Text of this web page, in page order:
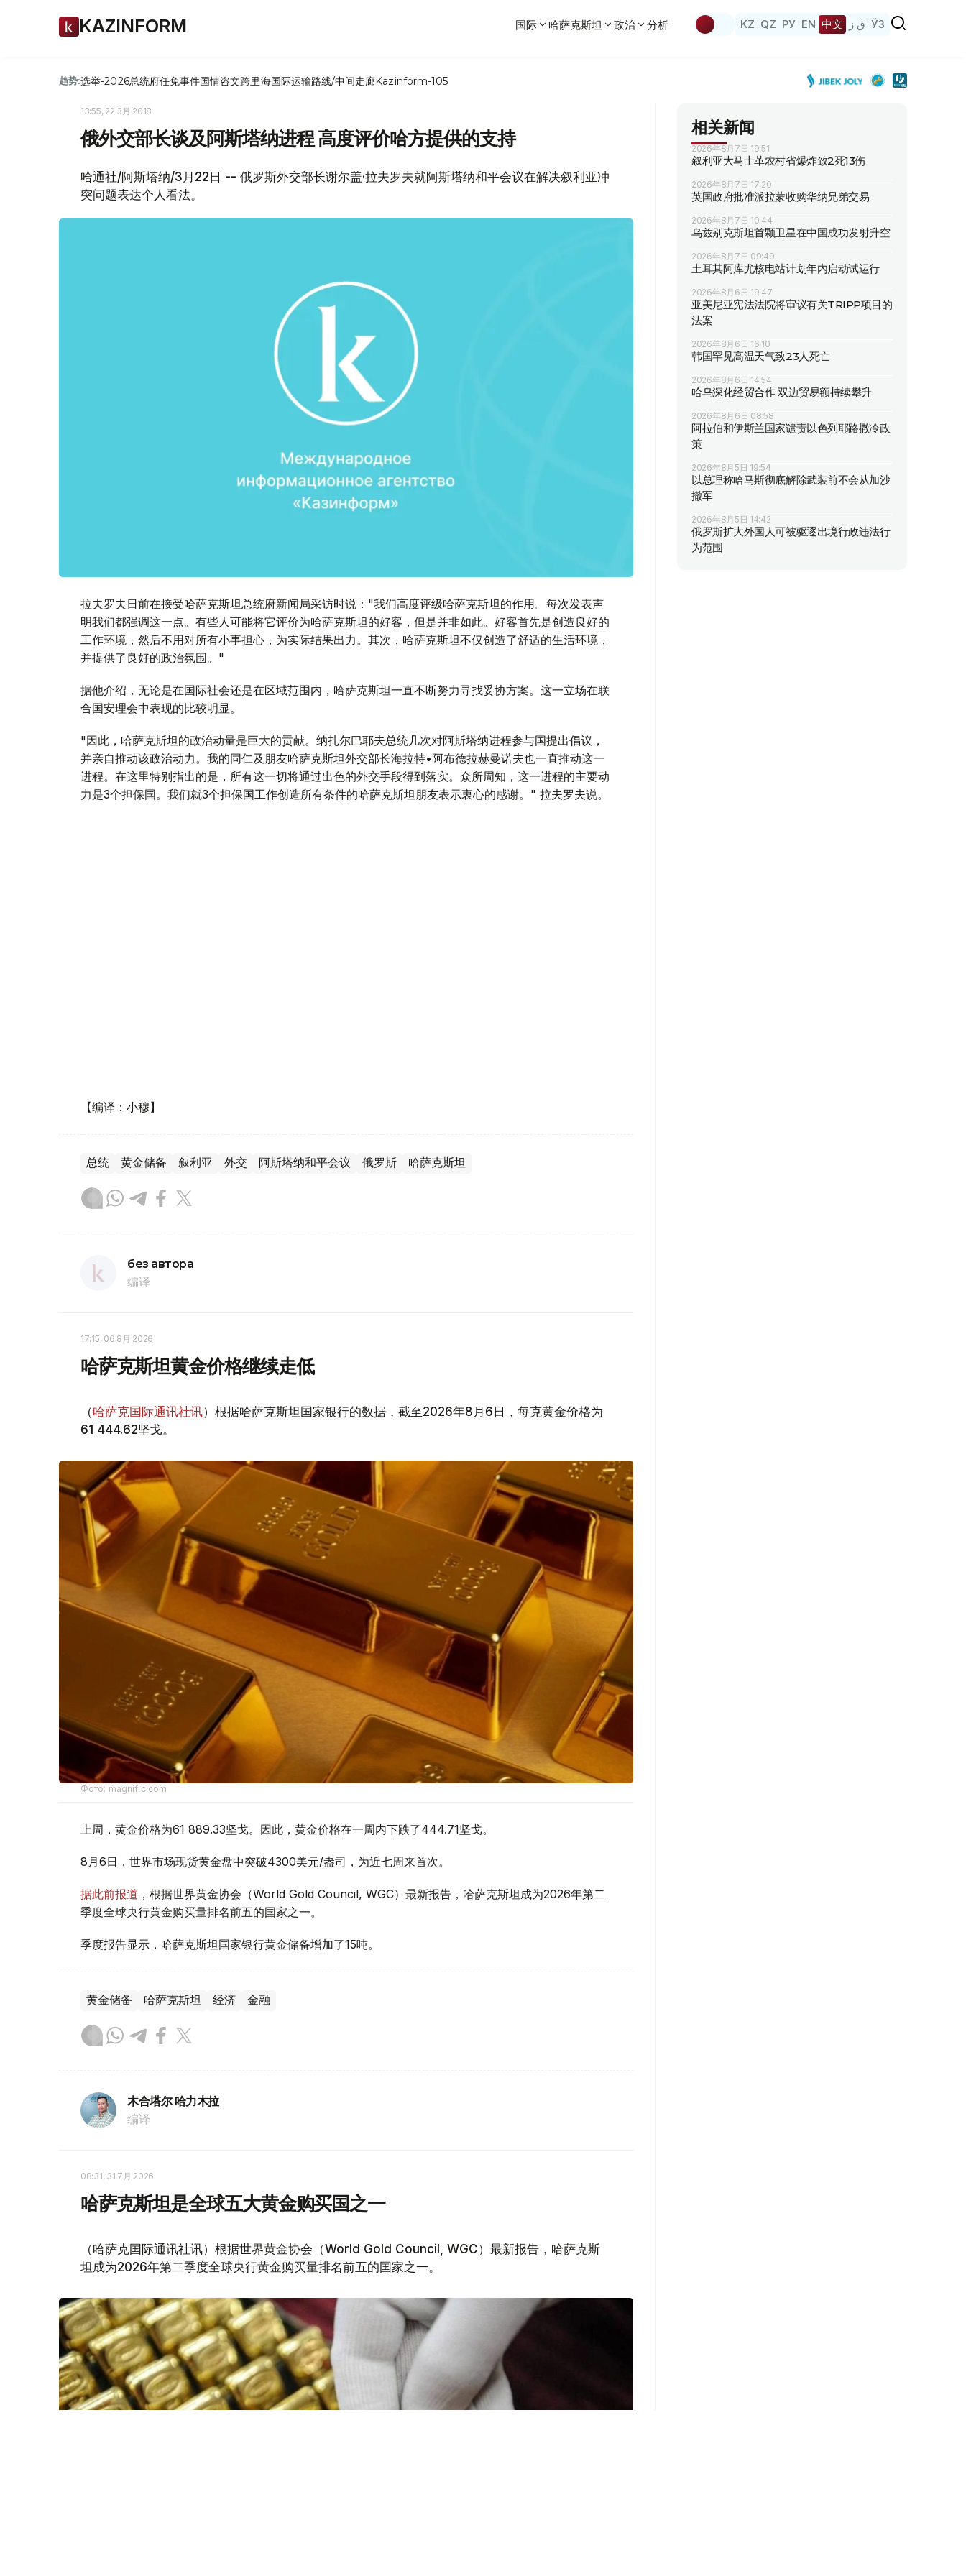
KAZINFORM 国际 哈萨克斯坦 政治 分析 KZ QZ РУ EN 中文 ق ز ЎЗ
趋势:选举-2026总统府任免事件国情咨文跨里海国际运输路线/中间走廊Kazinform-105
13:55, 22 3月 2018
俄外交部长谈及阿斯塔纳进程 高度评价哈方提供的支持
哈通社/阿斯塔纳/3月22日 -- 俄罗斯外交部长谢尔盖·拉夫罗夫就阿斯塔纳和平会议在解决叙利亚冲
突问题表达个人看法。
拉夫罗夫日前在接受哈萨克斯坦总统府新闻局采访时说："我们高度评级哈萨克斯坦的作用。每次发表声
明我们都强调这一点。有些人可能将它评价为哈萨克斯坦的好客，但是并非如此。好客首先是创造良好的
工作环境，然后不用对所有小事担心，为实际结果出力。其次，哈萨克斯坦不仅创造了舒适的生活环境，
并提供了良好的政治氛围。"
据他介绍，无论是在国际社会还是在区域范围内，哈萨克斯坦一直不断努力寻找妥协方案。这一立场在联
合国安理会中表现的比较明显。
"因此，哈萨克斯坦的政治动量是巨大的贡献。纳扎尔巴耶夫总统几次对阿斯塔纳进程参与国提出倡议，
并亲自推动该政治动力。我的同仁及朋友哈萨克斯坦外交部长海拉特•阿布德拉赫曼诺夫也一直推动这一
进程。在这里特别指出的是，所有这一切将通过出色的外交手段得到落实。众所周知，这一进程的主要动
力是3个担保国。我们就3个担保国工作创造所有条件的哈萨克斯坦朋友表示衷心的感谢。" 拉夫罗夫说。
【编译：小穆】
总统 黄金储备 叙利亚 外交 阿斯塔纳和平会议 俄罗斯 哈萨克斯坦
без автора
编译
17:15, 06 8月 2026
哈萨克斯坦黄金价格继续走低
（哈萨克国际通讯社讯）根据哈萨克斯坦国家银行的数据，截至2026年8月6日，每克黄金价格为
61 444.62坚戈。
Фото: magnific.com
上周，黄金价格为61 889.33坚戈。因此，黄金价格在一周内下跌了444.71坚戈。
8月6日，世界市场现货黄金盘中突破4300美元/盎司，为近七周来首次。
据此前报道 ，根据世界黄金协会（World Gold Council, WGC）最新报告，哈萨克斯坦成为2026年第二
季度全球央行黄金购买量排名前五的国家之一。
季度报告显示，哈萨克斯坦国家银行黄金储备增加了15吨。
黄金储备 哈萨克斯坦 经济 金融
木合塔尔 哈力木拉
编译
08:31, 31 7月 2026
哈萨克斯坦是全球五大黄金购买国之一
（哈萨克国际通讯社讯）根据世界黄金协会（World Gold Council, WGC）最新报告，哈萨克斯
坦成为2026年第二季度全球央行黄金购买量排名前五的国家之一。
相关新闻
2026年8月7日 19:51
叙利亚大马士革农村省爆炸致2死13伤
2026年8月7日 17:20
英国政府批准派拉蒙收购华纳兄弟交易
2026年8月7日 10:44
乌兹别克斯坦首颗卫星在中国成功发射升空
2026年8月7日 09:49
土耳其阿库尤核电站计划年内启动试运行
2026年8月6日 19:47
亚美尼亚宪法法院将审议有关TRIPP项目的
法案
2026年8月6日 16:10
韩国罕见高温天气致23人死亡
2026年8月6日 14:54
哈乌深化经贸合作 双边贸易额持续攀升
2026年8月6日 08:58
阿拉伯和伊斯兰国家谴责以色列耶路撒冷政
策
2026年8月5日 19:54
以总理称哈马斯彻底解除武装前不会从加沙
撤军
2026年8月5日 14:42
俄罗斯扩大外国人可被驱逐出境行政违法行
为范围